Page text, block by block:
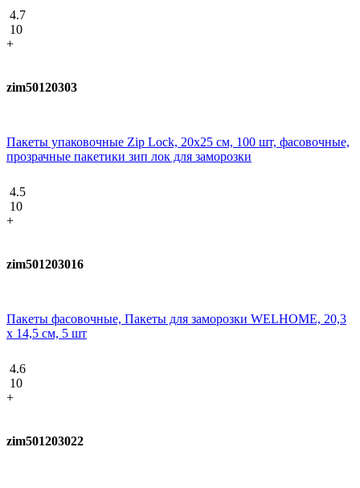
4.7
10
+
zim50120303
Пакеты упаковочные Zip Lock, 20х25 см, 100 шт, фасовочные,
прозрачные пакетики зип лок для заморозки
4.5
10
+
zim501203016
Пакеты фасовочные, Пакеты для заморозки WELHOME, 20,3
х 14,5 см, 5 шт
4.6
10
+
zim501203022